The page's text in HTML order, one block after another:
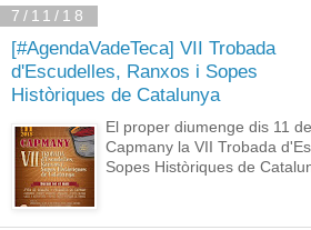
7/11/18
[#AgendaVadeTeca] VII Trobada
d'Escudelles, Ranxos i Sopes
Històriques de Catalunya
El proper diumenge dis 11
Capmany la VII Trobada
Sopes Històriques de